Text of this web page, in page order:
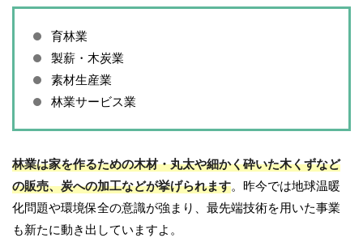
育林業
製薪・木炭業
素材生産業
林業サービス業
林業は家を作るための木材・丸太や細かく砕いた木くずなど
の販売、炭への加工などが挙げられます。昨今では地球温暖
化問題や環境保全の意識が強まり、最先端技術を用いた事業
も新たに動き出していますよ。